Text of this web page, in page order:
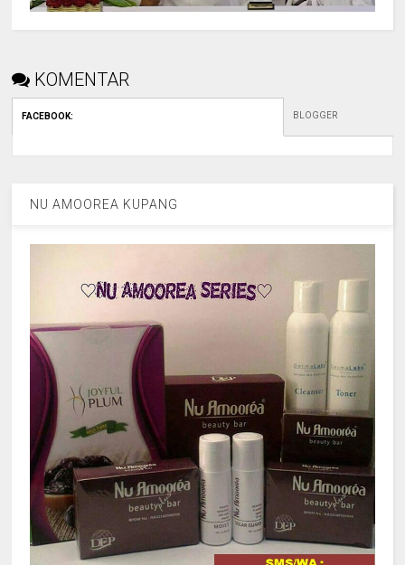
KOMENTAR
FACEBOOK: BLOGGER
NU AMOOREA KUPANG